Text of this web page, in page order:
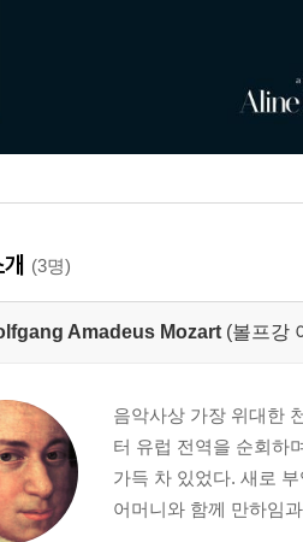
(3명)
Amadeus Mozart (볼프강
음악사상 가장 위대한
터 유럽 전역을 순회하
가득 차 있었다. 새로
어머니와 함께 만하임